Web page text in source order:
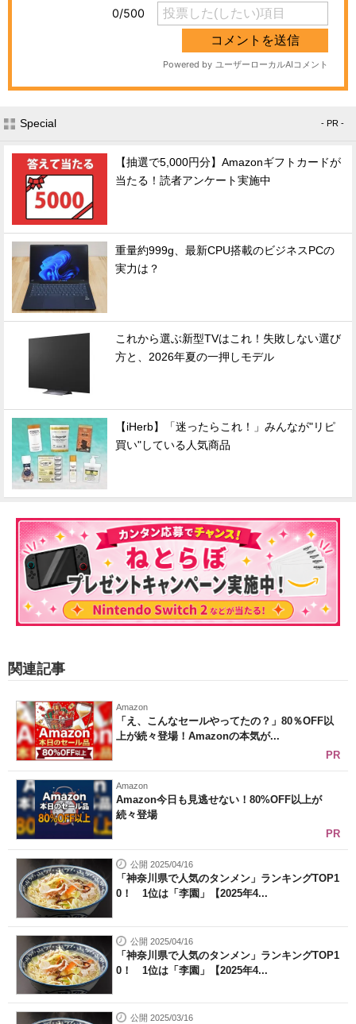
Special - PR -
【抽選で5,000円分】Amazonギフトカードが
当たる！読者アンケート実施中
重量約999g、最新CPU搭載のビジネスPCの
実力は？
これから選ぶ新型TVはこれ！失敗しない選び
方と、2026年夏の一押しモデル
【iHerb】「迷ったらこれ！」みんなが"リピ
買い"している人気商品
関連記事
Amazon
「え、こんなセールやってたの？」80％OFF以
上が続々登場！Amazonの本気が...
PR
Amazon
Amazon今日も見逃せない！80%OFF以上が
続々登場
PR
公開 2025/04/16
「神奈川県で人気のタンメン」ランキングTOP1
0！ 1位は「李園」【2025年4...
公開 2025/04/16
「神奈川県で人気のタンメン」ランキングTOP1
0！ 1位は「李園」【2025年4...
公開 2025/03/16